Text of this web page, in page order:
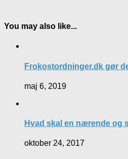
You may also like...
Frokostordninger.dk gør
maj 6, 2019
Hvad skal en nærende og
oktober 24, 2017